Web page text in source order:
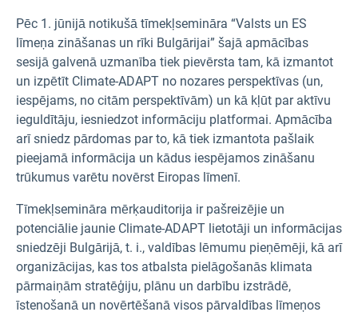
Pēc 1. jūnijā notikušā tīmekļsemināra “Valsts un ES
līmeņa zināšanas un rīki Bulgārijai” šajā apmācības
sesijā galvenā uzmanība tiek pievērsta tam, kā izmantot
un izpētīt Climate-ADAPT no nozares perspektīvas (un,
iespējams, no citām perspektīvām) un kā kļūt par aktīvu
ieguldītāju, iesniedzot informāciju platformai. Apmācība
arī sniedz pārdomas par to, kā tiek izmantota pašlaik
pieejamā informācija un kādus iespējamos zināšanu
trūkumus varētu novērst Eiropas līmenī.
Tīmekļsemināra mērķauditorija ir pašreizējie un
potenciālie jaunie Climate-ADAPT lietotāji un informācijas
sniedzēji Bulgārijā, t. i., valdības lēmumu pieņēmēji, kā arī
organizācijas, kas tos atbalsta pielāgošanās klimata
pārmaiņām stratēģiju, plānu un darbību izstrādē,
īstenošanā un novērtēšanā visos pārvaldības līmeņos